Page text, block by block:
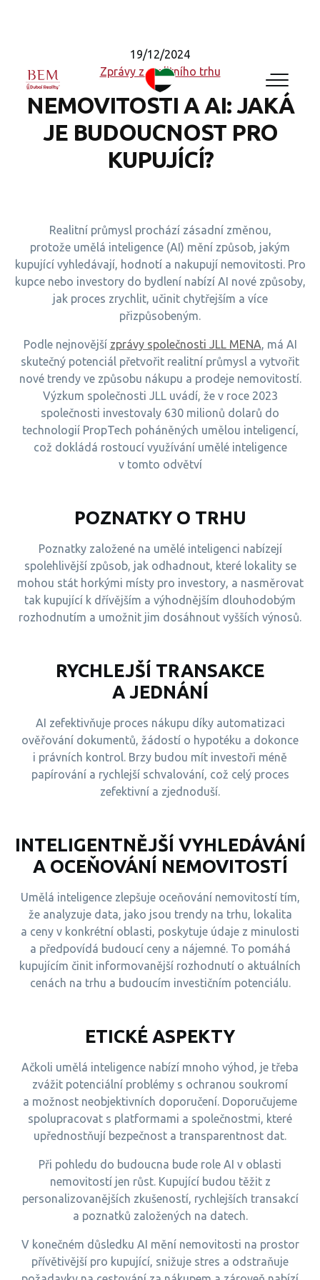
Zprávy z realitního trhu
19/12/2024
NEMOVITOSTI A AI: JAKÁ
JE BUDOUCNOST PRO
KUPUJÍCÍ?
Realitní průmysl prochází zásadní změnou,
protože umělá inteligence (AI) mění způsob, jakým
kupující vyhledávají, hodnotí a nakupují nemovitosti. Pro
kupce nebo investory do bydlení nabízí AI nové způsoby,
jak proces zrychlit, učinit chytřejším a více
přizpůsobeným.
Podle nejnovější zprávy společnosti JLL MENA, má AI
skutečný potenciál přetvořit realitní průmysl a vytvořit
nové trendy ve způsobu nákupu a prodeje nemovitostí.
Výzkum společnosti JLL uvádí, že v roce 2023
společnosti investovaly 630 milionů dolarů do
technologií PropTech poháněných umělou inteligencí,
což dokládá rostoucí využívání umělé inteligence
v tomto odvětví
POZNATKY O TRHU
Poznatky založené na umělé inteligenci nabízejí
spolehlivější způsob, jak odhadnout, které lokality se
mohou stát horkými místy pro investory, a nasměrovat
tak kupující k dřívějším a výhodnějším dlouhodobým
rozhodnutím a umožnit jim dosáhnout vyšších výnosů.
RYCHLEJŠÍ TRANSAKCE
A JEDNÁNÍ
AI zefektivňuje proces nákupu díky automatizaci
ověřování dokumentů, žádostí o hypotéku a dokonce
i právních kontrol. Brzy budou mít investoři méně
papírování a rychlejší schvalování, což celý proces
zefektivní a zjednoduší.
INTELIGENTNĚJŠÍ VYHLEDÁVÁNÍ
A OCEŇOVÁNÍ NEMOVITOSTÍ
Umělá inteligence zlepšuje oceňování nemovitostí tím,
že analyzuje data, jako jsou trendy na trhu, lokalita
a ceny v konkrétní oblasti, poskytuje údaje z minulosti
a předpovídá budoucí ceny a nájemné. To pomáhá
kupujícím činit informovanější rozhodnutí o aktuálních
cenách na trhu a budoucím investičním potenciálu.
ETICKÉ ASPEKTY
Ačkoli umělá inteligence nabízí mnoho výhod, je třeba
zvážit potenciální problémy s ochranou soukromí
a možnost neobjektivních doporučení. Doporučujeme
spolupracovat s platformami a společnostmi, které
upřednostňují bezpečnost a transparentnost dat.
Při pohledu do budoucna bude role AI v oblasti
nemovitostí jen růst. Kupující budou těžit z
personalizovanějších zkušeností, rychlejších transakcí
a poznatků založených na datech.
V konečném důsledku AI mění nemovitosti na prostor
přívětivější pro kupující, snižuje stres a odstraňuje